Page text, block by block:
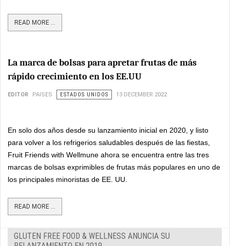
READ MORE ...
La marca de bolsas para apretar frutas de más
rápido crecimiento en los EE.UU
EDITOR PAISES ESTADOS UNIDOS 13 DECEMBER 2022
En solo dos años desde su lanzamiento inicial en 2020, y listo
para volver a los refrigerios saludables después de las fiestas,
Fruit Friends with Wellmune ahora se encuentra entre las tres
marcas de bolsas exprimibles de frutas más populares en uno de
los principales minoristas de EE. UU.
READ MORE ...
GLUTEN FREE FOOD & WELLNESS ANUNCIA SU